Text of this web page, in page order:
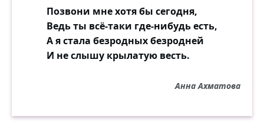
Позвони мне хотя бы сегодня,
Ведь ты всё-таки где-нибудь есть,
А я стала безродных безродней
И не слышу крылатую весть.
Анна Ахматова